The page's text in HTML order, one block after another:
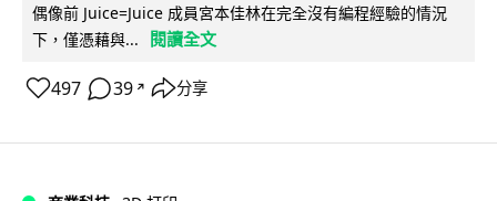
偶像前 Juice=Juice 成員宮本佳林在完全沒有編程經驗的情況
下，僅憑藉與...
閱讀全文
497 39 ↗ 分享